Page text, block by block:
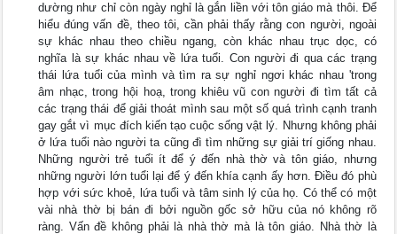
dường như chỉ còn ngày nghỉ là gắn liền với tôn giáo mà thôi. Để
hiểu đúng vấn đề, theo tôi, cần phải thấy rằng con người, ngoài
sự khác nhau theo chiều ngang, còn khác nhau trục dọc, có
nghĩa là sự khác nhau về lứa tuổi. Con người đi qua các trạng
thái lứa tuổi của mình và tìm ra sự nghỉ ngơi khác nhau 'trong
âm nhạc, trong hội hoạ, trong khiêu vũ con người đi tìm tất cả
các trạng thái để giải thoát mình sau một số quá trình cạnh tranh
gay gắt vì mục đích kiến tạo cuộc sống vật lý. Nhưng không phải
ở lứa tuổi nào người ta cũng đì tìm những sự giải trí giống nhau.
Những người trẻ tuổi ít để ý đến nhà thờ và tôn giáo, nhưng
những người lớn tuổi lại để ý đến khía cạnh ấy hơn. Điều đó phù
hợp với sức khoẻ, lứa tuổi và tâm sinh lý của họ. Có thể có một
vài nhà thờ bị bán đi bởi nguồn gốc sở hữu của nó không rõ
ràng. Vấn đề không phải là nhà thờ mà là tôn giáo. Nhà thờ là